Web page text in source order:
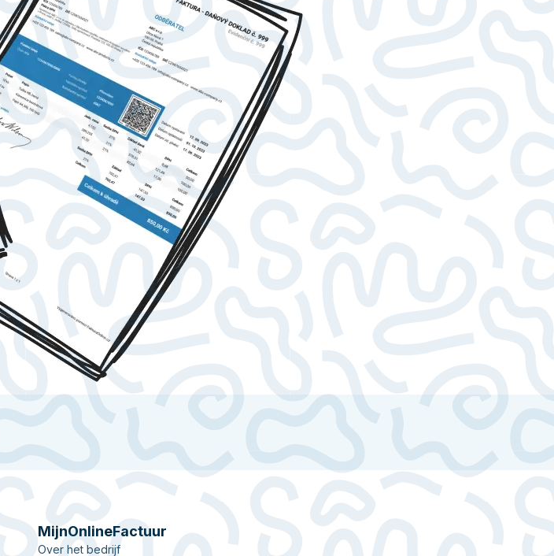
MijnOnlineFactuur
Over het bedrijf